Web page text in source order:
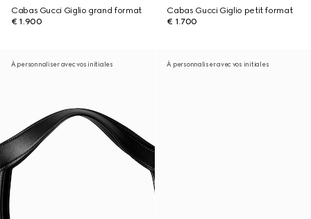
Cabas Gucci Giglio grand format
€ 1.900
Cabas Gucci Giglio petit format
€ 1.700
À personnaliser avec vos initiales À personnaliser avec vos initiales